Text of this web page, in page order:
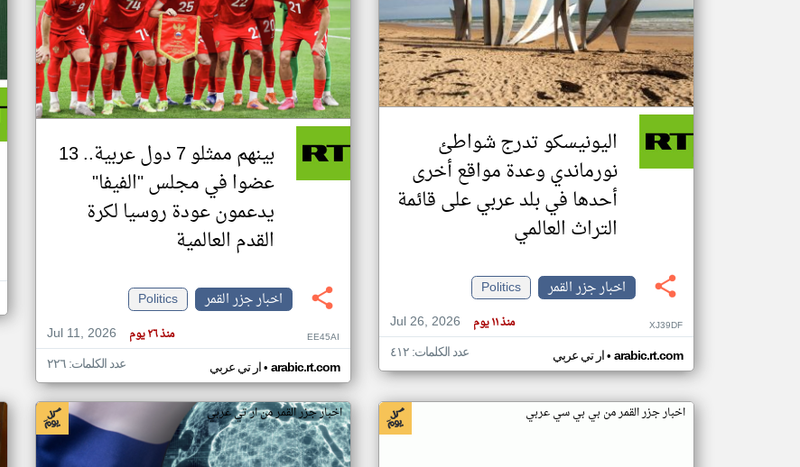
اليونيسكو تدرج شواطئ
نورماندي وعدة مواقع أخرى
أحدها في بلد عربي على قائمة
التراث العالمي
اخبار جزر القمر
Politics
Jul 26, 2026
منذ ١١ يوم XJ39DF
ار تي عربي• arabic.rt.com عدد الكلمات: ٤١٢
بينهم ممثلو 7 دول عربية.. 13
عضوا في مجلس "الفيفا"
يدعمون عودة روسيا لكرة
القدم العالمية
اخبار جزر القمر
Politics
Jul 11, 2026
منذ ٢٦ يوم EE45AI
ار تي عربي• arabic.rt.com عدد الكلمات: ٢٢٦
اخبار جزر القمر من بي بي سي عربي اخبار جزر القمر من ار تي عربي